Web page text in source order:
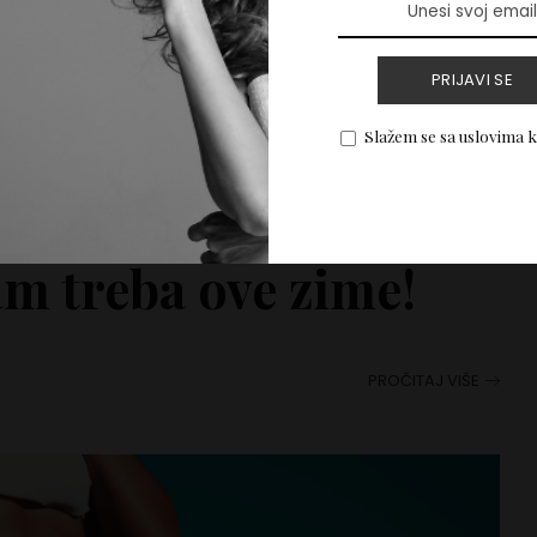
PRIJAVI SE
Slažem se sa uslovima
hidrator kože
treba ove zime!